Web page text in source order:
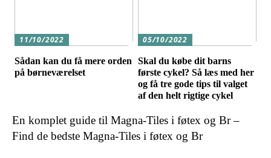
11/10/2022
Sådan kan du få mere orden
på børneværelset
05/10/2022
Skal du købe dit barns
første cykel? Så læs med her
og få tre gode tips til valget
af den helt rigtige cykel
En komplet guide til Magna-Tiles i føtex og Br –
Find de bedste Magna-Tiles i føtex og Br